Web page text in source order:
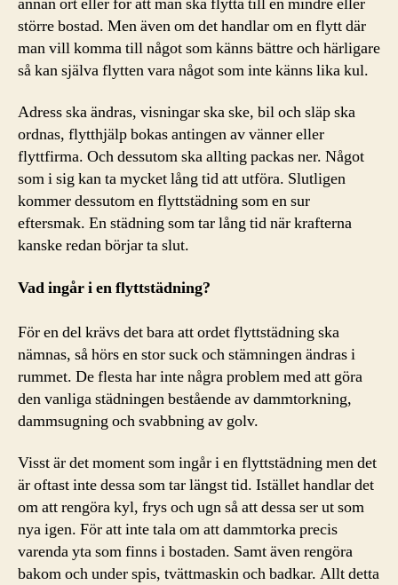
större bostad. Men även om det handlar om en flytt där
man vill komma till något som känns bättre och härligare
så kan själva flytten vara något som inte känns lika kul.
Adress ska ändras, visningar ska ske, bil och släp ska
ordnas, flytthjälp bokas antingen av vänner eller
flyttfirma. Och dessutom ska allting packas ner. Något
som i sig kan ta mycket lång tid att utföra. Slutligen
kommer dessutom en flyttstädning som en sur
eftersmak. En städning som tar lång tid när krafterna
kanske redan börjar ta slut.
Vad ingår i en flyttstädning?
För en del krävs det bara att ordet flyttstädning ska
nämnas, så hörs en stor suck och stämningen ändras i
rummet. De flesta har inte några problem med att göra
den vanliga städningen bestående av dammtorkning,
dammsugning och svabbning av golv.
Visst är det moment som ingår i en flyttstädning men det
är oftast inte dessa som tar längst tid. Istället handlar det
om att rengöra kyl, frys och ugn så att dessa ser ut som
nya igen. För att inte tala om att dammtorka precis
varenda yta som finns i bostaden. Samt även rengöra
bakom och under spis, tvättmaskin och badkar. Allt detta